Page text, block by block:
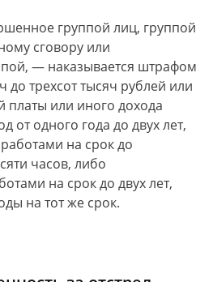
группой лиц, группой
сговору или
— наказывается штрафом
до трехсот тысяч рублей или
платы или иного дохода
от одного года до двух лет,
на срок до
часов, либо
на срок до двух лет,
на тот же срок.